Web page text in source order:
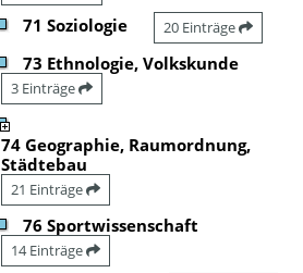
71 Soziologie 20 Einträge
73 Ethnologie, Volkskunde
3 Einträge
74 Geographie, Raumordnung,
Städtebau
21 Einträge
76 Sportwissenschaft
14 Einträge